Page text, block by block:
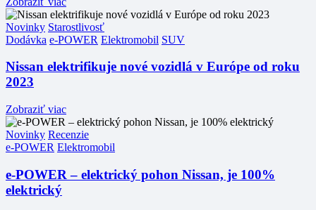
Novinky Starostlivosť
Dodávka e-POWER Elektromobil SUV
Nissan elektrifikuje nové vozidlá v Európe od roku
2023
Zobraziť viac
Novinky Recenzie
e-POWER Elektromobil
e-POWER – elektrický pohon Nissan, je 100%
elektrický